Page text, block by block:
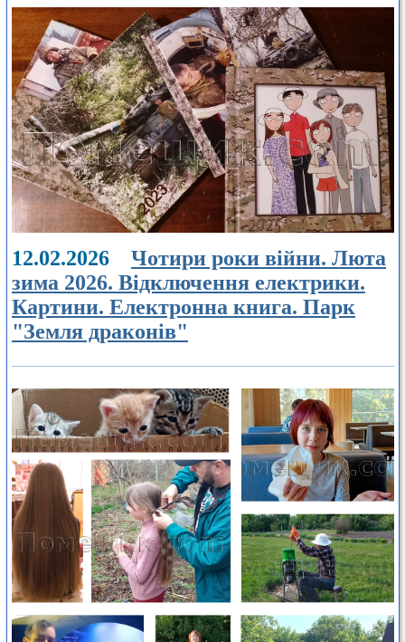
12.02.2026 Чотири роки війни. Люта
зима 2026. Відключення електрики.
Картини. Електронна книга. Парк
"Земля драконів"